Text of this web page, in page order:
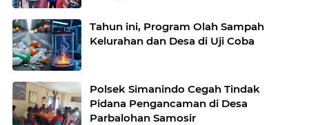
Tahun ini, Program Olah Sampah
Kelurahan dan Desa di Uji Coba
Polsek Simanindo Cegah Tindak
Pidana Pengancaman di Desa
Parbalohan Samosir